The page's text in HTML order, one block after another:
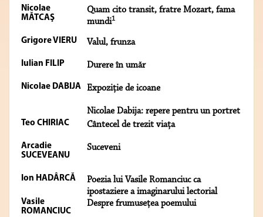
Nicolae
MĂTCAŞ
Quam cito transit, fratre Mozart, fama
mundi1
Grigore VIERU Valul, frunza
Iulian FILIP Durere în umăr
Nicolae DABIJA Expoziţie de icoane
Nicolae Dabija: repere pentru un portret
Teo CHIRIAC Cântecel de trezit viaţa
Arcadie
SUCEVEANU
Suceveni
Ion HADÂRCĂ
Poezia lui Vasile Romanciuc ca
ipostaziere a imaginarului lectorial
Vasile
ROMANCIUC
Despre frumuseţea poemului